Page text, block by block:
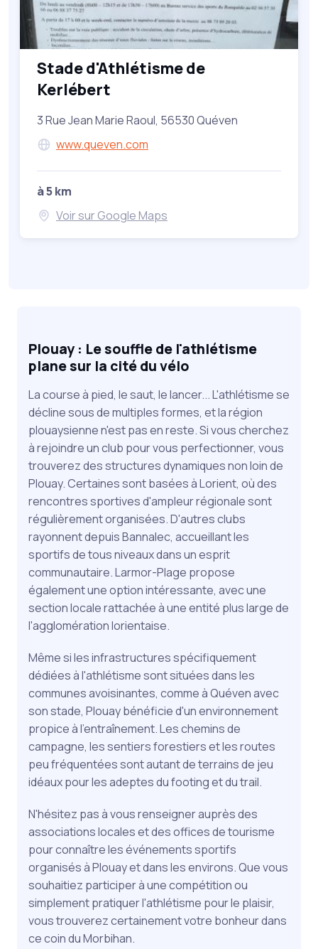
Stade d'Athlétisme de
Kerlébert
3 Rue Jean Marie Raoul, 56530 Quéven
www.queven.com
à 5 km
Voir sur Google Maps
Plouay : Le souffle de l'athlétisme
plane sur la cité du vélo
La course à pied, le saut, le lancer... L'athlétisme se
décline sous de multiples formes, et la région
plouaysienne n'est pas en reste. Si vous cherchez
à rejoindre un club pour vous perfectionner, vous
trouverez des structures dynamiques non loin de
Plouay. Certaines sont basées à Lorient, où des
rencontres sportives d'ampleur régionale sont
régulièrement organisées. D'autres clubs
rayonnent depuis Bannalec, accueillant les
sportifs de tous niveaux dans un esprit
communautaire. Larmor-Plage propose
également une option intéressante, avec une
section locale rattachée à une entité plus large de
l'agglomération lorientaise.
Même si les infrastructures spécifiquement
dédiées à l'athlétisme sont situées dans les
communes avoisinantes, comme à Quéven avec
son stade, Plouay bénéficie d'un environnement
propice à l'entraînement. Les chemins de
campagne, les sentiers forestiers et les routes
peu fréquentées sont autant de terrains de jeu
idéaux pour les adeptes du footing et du trail.
N'hésitez pas à vous renseigner auprès des
associations locales et des offices de tourisme
pour connaître les événements sportifs
organisés à Plouay et dans les environs. Que vous
souhaitiez participer à une compétition ou
simplement pratiquer l'athlétisme pour le plaisir,
vous trouverez certainement votre bonheur dans
ce coin du Morbihan.